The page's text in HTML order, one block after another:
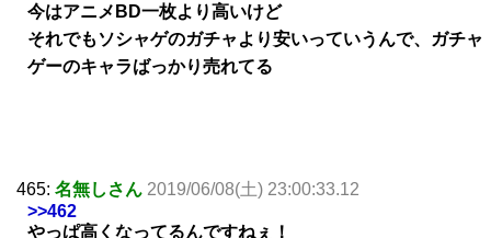
今はアニメBD一枚より高いけど
それでもソシャゲのガチャより安いっていうんで、ガチャ
ゲーのキャラばっかり売れてる
465: 名無しさん 2019/06/08(土) 23:00:33.12
>>462
やっぱ高くなってるんですねぇ！